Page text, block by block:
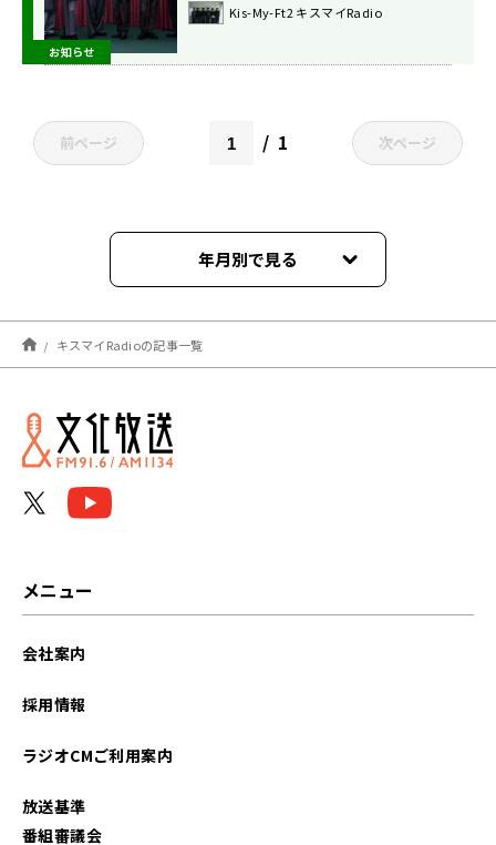
お知らせ
Kis-My-Ft2 キスマイRadio
前ページ 1 次ページ
年月別で見る
2026年06月
2026年05月
2026年04月
キスマイRadioの記事一覧
メニュー
会社案内
採用情報
ラジオCMご利用案内
放送基準
番組審議会